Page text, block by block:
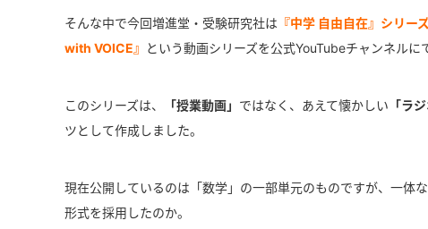
そんな中で今回増進堂・受験研究社は 『中学 自由自在』シリー
with VOICE』 という動画シリーズを公式YouTubeチャンネルに
このシリーズは、 「授業動画」 ではなく、あえて懐かしい 「ラ
ツとして作成しました。
現在公開しているのは「数学」の一部単元のものですが、一体
形式を採用したのか。